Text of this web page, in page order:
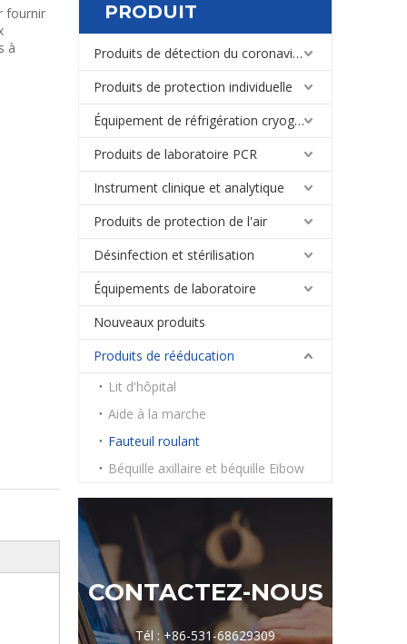
fournir
à
PRODUIT
Produits de détection du coronavirus
Produits de protection individuelle
Équipement de réfrigération cryogénique de laboratoire et médical
Produits de laboratoire PCR
Instrument clinique et analytique
Produits de protection de l'air
Désinfection et stérilisation
Équipements de laboratoire
Nouveaux produits
Produits de rééducation
Lit d'hôpital
Aide à la marche
Fauteuil roulant
Béquille axillaire et béquille Eibow
CONTACTEZ-NOUS
Tél : +86-531-68629309